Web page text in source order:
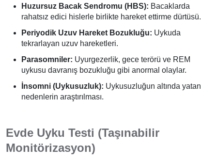
Huzursuz Bacak Sendromu (HBS): Bacaklarda
rahatsız edici hislerle birlikte hareket ettirme dürtüsü.
Periyodik Uzuv Hareket Bozukluğu: Uykuda
tekrarlayan uzuv hareketleri.
Parasomniler: Uyurgezerlik, gece terörü ve REM
uykusu davranış bozukluğu gibi anormal olaylar.
İnsomni (Uykusuzluk): Uykusuzluğun altında yatan
nedenlerin araştırılması.
Evde Uyku Testi (Taşınabilir
Monitörizasyon)